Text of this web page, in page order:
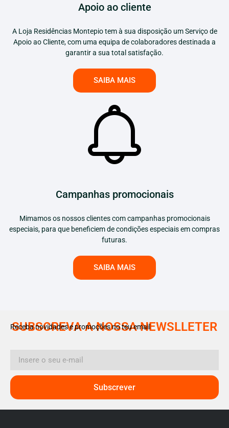
Apoio ao cliente
A Loja Residências Montepio tem à sua disposição um Serviço de
Apoio ao Cliente, com uma equipa de colaboradores destinada a
garantir a sua total satisfação.
SAIBA MAIS
Campanhas promocionais
Mimamos os nossos clientes com campanhas promocionais
especiais, para que beneficiem de condições especiais em compras
futuras.
SAIBA MAIS
SUBSCREVA A NOSSA NEWSLLETER
Receba novidades e promoções no teu email
Subscrever